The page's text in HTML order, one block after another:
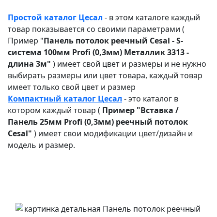
Простой каталог Цесал - в этом каталоге каждый
товар показывается со своими параметрами (
Пример "Панель потолок реечный Cesal - S-
система 100мм Profi (0,3мм) Металлик 3313 -
длина 3м" ) имеет свой цвет и размеры и не нужно
выбирать размеры или цвет товара, каждый товар
имеет только свой цвет и размер
Компактный каталог Цесал - это каталог в
котором каждый товар ( Пример "Вставка /
Панель 25мм Profi (0,3мм) реечный потолок
Cesal" ) имеет свои модификации цвет/дизайн и
модель и размер.